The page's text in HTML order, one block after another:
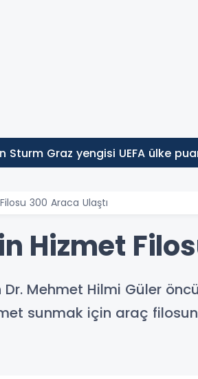
Sturm Graz yengisi UEFA ülke
300 Araca Ulaştı
Hizmet
Dr. Mehmet Hilmi Güler
sunmak için araç